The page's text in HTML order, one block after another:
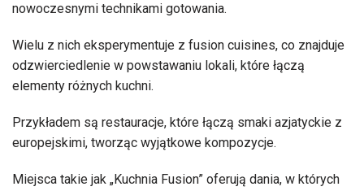
nowoczesnymi technikami gotowania.
Wielu z nich eksperymentuje z fusion cuisines, co znajduje
odzwierciedlenie w powstawaniu lokali, które łączą
elementy różnych kuchni.
Przykładem są restauracje, które łączą smaki azjatyckie z
europejskimi, tworząc wyjątkowe kompozycje.
Miejsca takie jak „Kuchnia Fusion” oferują dania, w których